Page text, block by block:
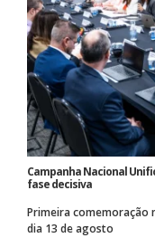
Campanha Nacional
fase decisiva
Primeira comemoração
dia 13 de agosto